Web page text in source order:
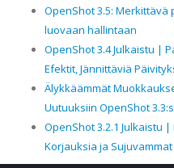
OpenShot 3.5:
luovaan hallintaan
OpenShot 3.4 Julkaistu |
Efektit, Jännittäviä
Älykkäämmät
Uutuuksiin OpenShot
OpenShot 3.2.1 Julkaistu
Korjauksia ja